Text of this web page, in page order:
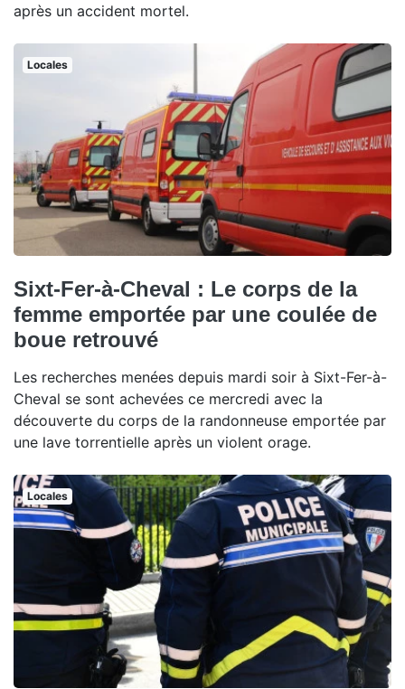
après un accident mortel.
Locales
Sixt-Fer-à-Cheval : Le corps de la
femme emportée par une coulée de
boue retrouvé
Les recherches menées depuis mardi soir à Sixt-Fer-à-
Cheval se sont achevées ce mercredi avec la
découverte du corps de la randonneuse emportée par
une lave torrentielle après un violent orage.
Locales